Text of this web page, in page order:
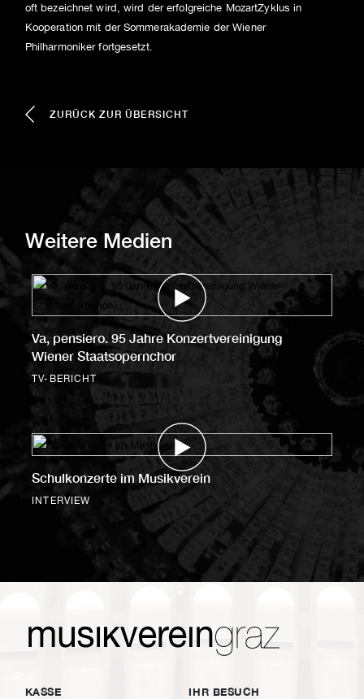
oft bezeichnet wird, wird der erfolgreiche Mozart­Zyklus in
Kooperation mit der Sommerakademie der Wiener
Philharmoniker fortgesetzt.
ZURÜCK ZUR ÜBERSICHT
Weitere Medien
Va, pensiero. 95 Jahre Konzertvereinigung
Wiener Staatsopernchor
TV-BERICHT
Schulkonzerte im Musikverein
INTERVIEW
KASSE IHR BESUCH